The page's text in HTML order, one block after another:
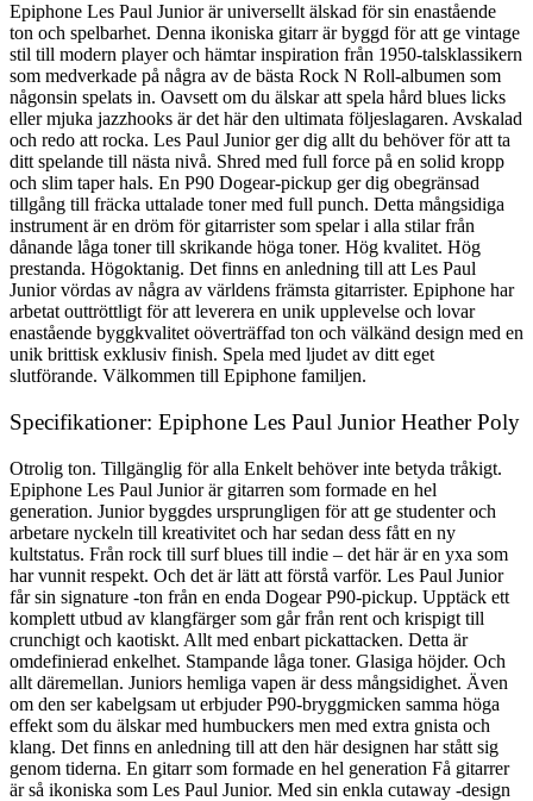
Epiphone Les Paul Junior är universellt älskad för sin enastående
ton och spelbarhet. Denna ikoniska gitarr är byggd för att ge vintage
stil till modern player och hämtar inspiration från 1950-talsklassikern
som medverkade på några av de bästa Rock N Roll-albumen som
någonsin spelats in. Oavsett om du älskar att spela hård blues licks
eller mjuka jazzhooks är det här den ultimata följeslagaren. Avskalad
och redo att rocka. Les Paul Junior ger dig allt du behöver för att ta
ditt spelande till nästa nivå. Shred med full force på en solid kropp
och slim taper hals. En P90 Dogear-pickup ger dig obegränsad
tillgång till fräcka uttalade toner med full punch. Detta mångsidiga
instrument är en dröm för gitarrister som spelar i alla stilar från
dånande låga toner till skrikande höga toner. Hög kvalitet. Hög
prestanda. Högoktanig. Det finns en anledning till att Les Paul
Junior vördas av några av världens främsta gitarrister. Epiphone har
arbetat outtröttligt för att leverera en unik upplevelse och lovar
enastående byggkvalitet oöverträffad ton och välkänd design med en
unik brittisk exklusiv finish. Spela med ljudet av ditt eget
slutförande. Välkommen till Epiphone familjen.
Specifikationer: Epiphone Les Paul Junior Heather Poly
Otrolig ton. Tillgänglig för alla Enkelt behöver inte betyda tråkigt.
Epiphone Les Paul Junior är gitarren som formade en hel
generation. Junior byggdes ursprungligen för att ge studenter och
arbetare nyckeln till kreativitet och har sedan dess fått en ny
kultstatus. Från rock till surf blues till indie – det här är en yxa som
har vunnit respekt. Och det är lätt att förstå varför. Les Paul Junior
får sin signature -ton från en enda Dogear P90-pickup. Upptäck ett
komplett utbud av klangfärger som går från rent och krispigt till
crunchigt och kaotiskt. Allt med enbart pickattacken. Detta är
omdefinierad enkelhet. Stampande låga toner. Glasiga höjder. Och
allt däremellan. Juniors hemliga vapen är dess mångsidighet. Även
om den ser kabelgsam ut erbjuder P90-bryggmicken samma höga
effekt som du älskar med humbuckers men med extra gnista och
klang. Det finns en anledning till att den här designen har stått sig
genom tiderna. En gitarr som formade en hel generation Få gitarrer
är så ikoniska som Les Paul Junior. Med sin enkla cutaway -design